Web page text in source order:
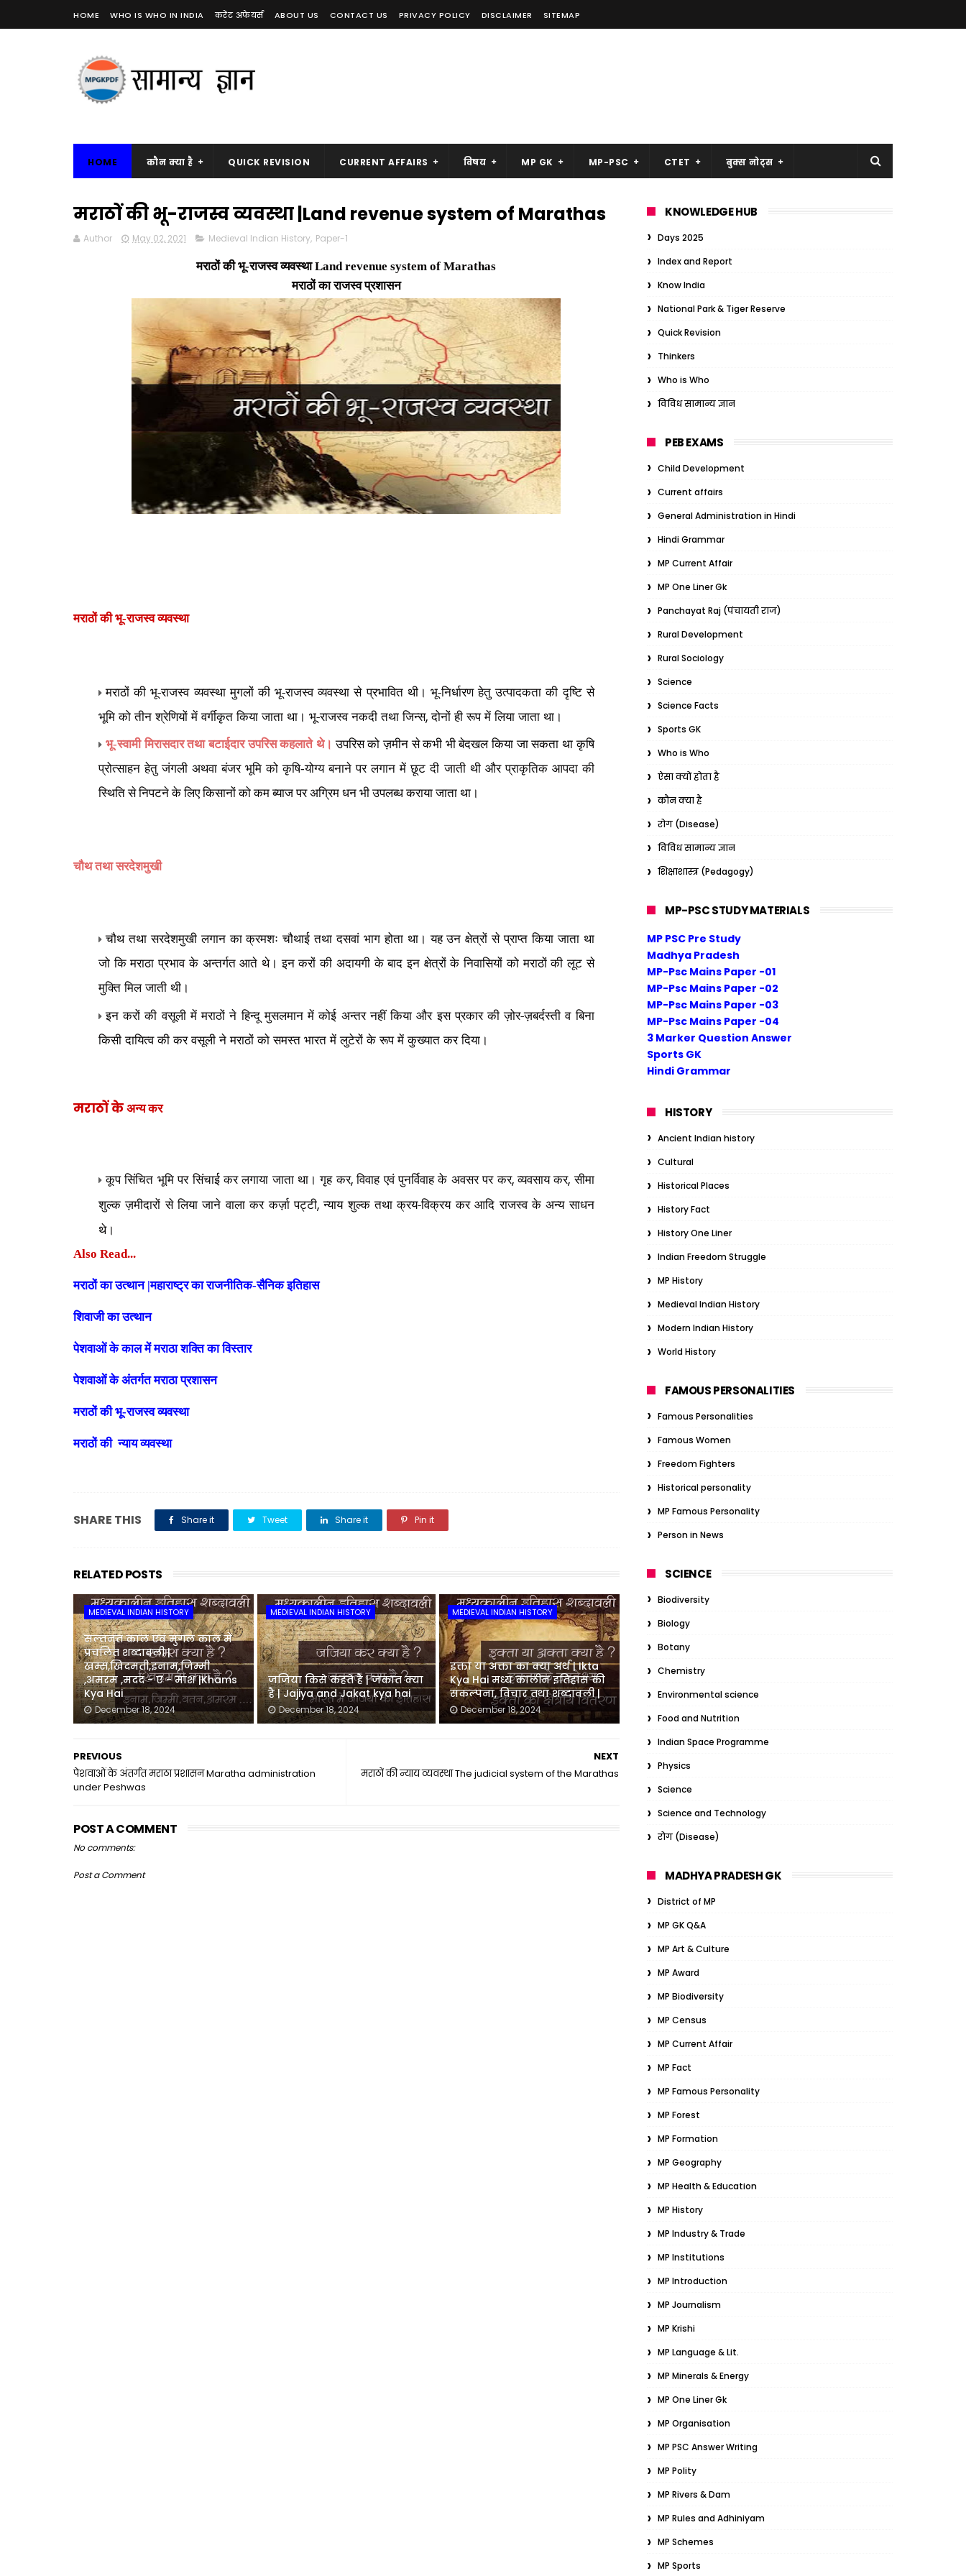
HOME WHO IS WHO IN INDIA करेंट अफेयर्स ABOUT US CONTACT US PRIVACY POLICY DISCLAIMER SITEMAP
HOME कौन क्या है QUICK REVISION CURRENT AFFAIRS विषय MP GK MP-PSC CTET बुक्स नोट्स
मराठों की भू-राजस्व व्यवस्था |Land revenue system of Marathas
Author May 02, 2021 Medieval Indian History, Paper-1
मराठों की भू-राजस्व व्यवस्थाLand revenue system of Marathas
मराठों काराजस्व प्रशासन
मराठों की भू-राजस्व व्यवस्था
मराठों की भू-राजस्व व्यवस्था मुगलों की भू-राजस्व व्यवस्था से प्रभावित थी। भू-निर्धारण हेतु उत्पादकता की दृष्टि से
भूमि को तीन श्रेणियों में वर्गीकृत किया जाता था। भू-राजस्व नकदी तथा जिन्स,दोनों ही रूप में लिया जाता था।
भू-स्वामी मिरासदार तथा बटाईदार उपरिस कहलाते थे। उपरिस को ज़मीन से कभी भी बेदखल किया जा सकता था कृषि
प्रोत्साहन हेतु जंगली अथवा बंजर भूमि को कृषि-योग्य बनाने पर लगान में छूट दी जाती थी और प्राकृतिक आपदा की
स्थिति से निपटने के लिए किसानों को कम ब्याज पर अग्रिम धन भी उपलब्ध कराया जाता था।
चौथ तथा सरदेशमुखी
चौथ तथा सरदेशमुखी लगान का क्रमशः चौथाई तथा दसवां भाग होता था। यह उन क्षेत्रों से प्राप्त किया जाता था
जो कि मराठा प्रभाव के अन्तर्गत आते थे। इन करों की अदायगी के बाद इन क्षेत्रों के निवासियों को मराठों की लूट से
मुक्ति मिल जाती थी।
इन करों की वसूली में मराठों ने हिन्दू मुसलमान में कोई अन्तर नहीं किया और इस प्रकार की ज़ोर-ज़बर्दस्ती व बिना
किसी दायित्व की कर वसूली ने मराठों को समस्त भारत में लुटेरों के रूप में कुख्यात कर दिया।
मराठों के अन्य कर
कूप सिंचित भूमि पर सिंचाई कर लगाया जाता था। गृह कर,विवाह एवं पुनर्विवाह के अवसर पर कर,व्यवसाय कर,सीमा
शुल्क ज़मीदारों से लिया जाने वाला कर कर्ज़ा पट्टी,न्याय शुल्क तथा क्रय-विक्रय कर आदि राजस्व के अन्य साधन
थे।
Also Read...
मराठों का उत्थान |महाराष्ट्र का राजनीतिक-सैनिक इतिहास
शिवाजी का उत्थान
पेशवाओं के काल में मराठा शक्ति का विस्तार
पेशवाओं के अंतर्गत मराठा प्रशासन
मराठों की भू-राजस्व व्यवस्था
मराठों की न्याय व्यवस्था
SHARE THIS Share it Tweet Share it Pin it
RELATED POSTS
MEDIEVAL INDIAN HISTORY
सल्तनत काल एवं मुगल काल में
प्रचलित शब्दावली |
खम्स,खिदमती,इनाम,जिम्मी
,अमरम ,मदद - ए - माश |Khams
Kya Hai
December 18, 2024
MEDIEVAL INDIAN HISTORY
जजिया किसे कहते हैं | जकात क्या
है | Jajiya and Jakat kya hai
December 18, 2024
MEDIEVAL INDIAN HISTORY
इक्ता या अक्ता का क्या अर्थ | Ikta
Kya Hai मध्य कालीन इतिहास की
संकल्पना, विचार तथा शब्दावली |
December 18, 2024
NEXT
मराठों की न्याय व्यवस्था The judicial system of the Marathas
PREVIOUS
पेशवाओं के अंतर्गत मराठा प्रशासन Maratha administration
under Peshwas
POST A COMMENT
No comments:
Post a Comment
KNOWLEDGE HUB
Days 2025
Index and Report
Know India
National Park & Tiger Reserve
Quick Revision
Thinkers
Who is Who
विविध सामान्य ज्ञान
PEB EXAMS
Child Development
Current affairs
General Administration in Hindi
Hindi Grammar
MP Current Affair
MP One Liner Gk
Panchayat Raj (पंचायती राज)
Rural Development
Rural Sociology
Science
Science Facts
Sports GK
Who is Who
ऐसा क्यों होता है
कौन क्या है
रोग (Disease)
विविध सामान्य ज्ञान
शिक्षाशास्त्र (Pedagogy)
MP-PSC STUDY MATERIALS
MP PSC Pre Study
Madhya Pradesh
MP-Psc Mains Paper -01
MP-Psc Mains Paper -02
MP-Psc Mains Paper -03
MP-Psc Mains Paper -04
3 Marker Question Answer
Sports GK
Hindi Grammar
HISTORY
Ancient Indian history
Cultural
Historical Places
History Fact
History One Liner
Indian Freedom Struggle
MP History
Medieval Indian History
Modern Indian History
World History
FAMOUS PERSONALITIES
Famous Personalities
Famous Women
Freedom Fighters
Historical personality
MP Famous Personality
Person in News
SCIENCE
Biodiversity
Biology
Botany
Chemistry
Environmental science
Food and Nutrition
Indian Space Programme
Physics
Science
Science and Technology
रोग (Disease)
MADHYA PRADESH GK
District of MP
MP GK Q&A
MP Art & Culture
MP Award
MP Biodiversity
MP Census
MP Current Affair
MP Fact
MP Famous Personality
MP Forest
MP Formation
MP Geography
MP Health & Education
MP History
MP Industry & Trade
MP Institutions
MP Introduction
MP Journalism
MP Krishi
MP Language & Lit.
MP Minerals & Energy
MP One Liner Gk
MP Organisation
MP PSC Answer Writing
MP Polity
MP Rivers & Dam
MP Rules and Adhiniyam
MP Schemes
MP Sports